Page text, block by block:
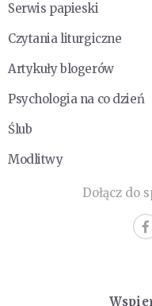
Serwis papieski
Czytania liturgiczne
Artykuły blogerów
Psychologia na co dzień
Ślub
Modlitwy
Dołącz do